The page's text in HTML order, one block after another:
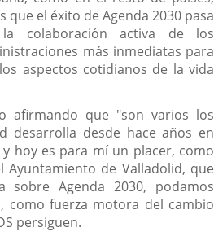
el éxito de Agenda 2030 pasa
colaboración activa de los
más inmediatas para
aspectos cotidianos de la vida
afirmando que "son varios los
desarrolla desde hace años en
hoy es para mí un placer, como
Ayuntamiento de Valladolid, que
Agenda 2030, podamos
como fuerza motora del cambio
persiguen.